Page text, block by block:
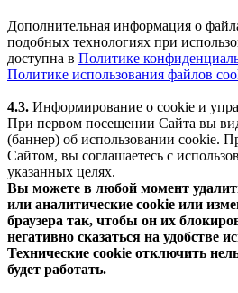
Дополнительная информация о
подобных технологиях при
доступна в Политике
Политике использования файлов
4.3. Информирование о cookie и
При первом посещении Сайта вы
(баннер) об использовании cookie.
Сайтом, вы соглашаетесь с
указанных целях.
Вы можете в любой момент
или аналитические cookie или
браузера так, чтобы он их
негативно сказаться на удобстве
Технические cookie отключить
будет работать.